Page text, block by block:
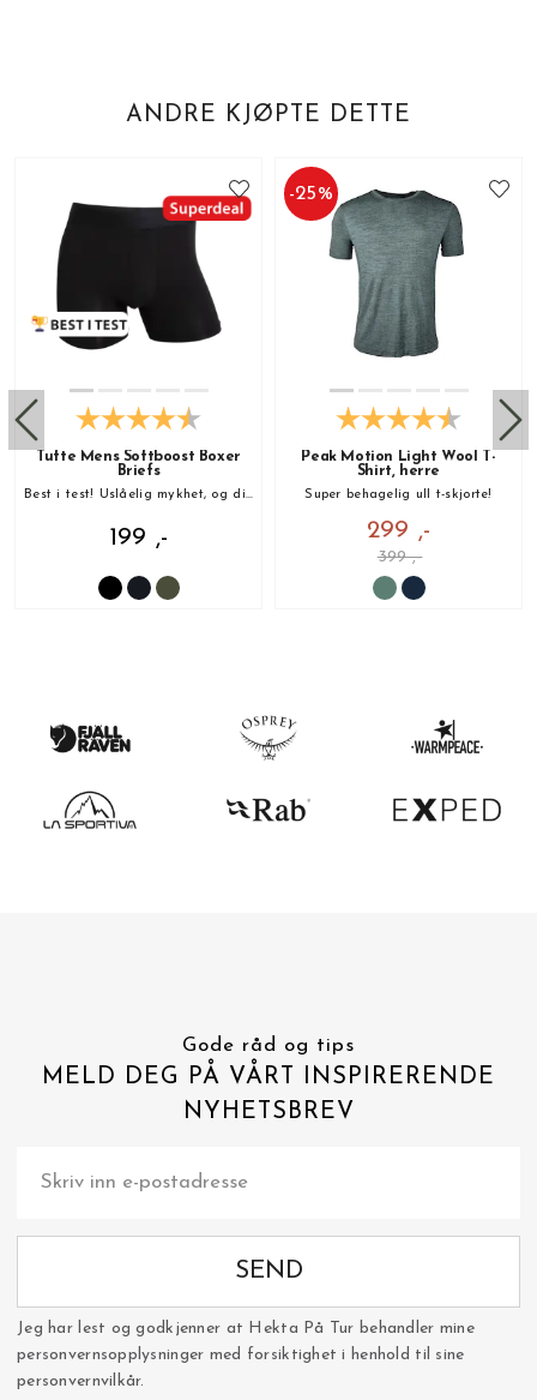
ANDRE KJØPTE DETTE
Tufte Mens Softboost Boxer
Briefs
Best i test! Uslåelig mykhet, og din nye favoritt!
199 ,-
-25%
Peak Motion Light Wool T-
Shirt, herre
Super behagelig ull t-skjorte!
299 ,-
399 ,-
Gode råd og tips
MELD DEG PÅ VÅRT INSPIRERENDE
NYHETSBREV
SEND
Jeg har lest og godkjenner at Hekta På Tur behandler mine
personvernsopplysninger med forsiktighet i henhold til sine
personvernvilkår.